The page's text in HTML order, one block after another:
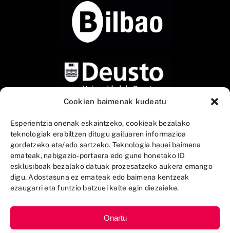
Cookien baimenak kudeatu
Esperientzia onenak eskaintzeko, cookieak bezalako
teknologiak erabiltzen ditugu gailuaren informazioa
gordetzeko eta/edo sartzeko. Teknologia hauei baimena
emateak, nabigazio-portaera edo gune honetako ID
esklusiboak bezalako datuak prozesatzeko aukera emango
digu. Adostasuna ez emateak edo baimena kentzeak
ezaugarri eta funtzio batzuei kalte egin diezaieke.
Onartu